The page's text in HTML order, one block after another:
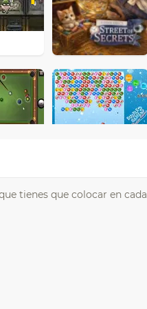
tienes que colocar en cada